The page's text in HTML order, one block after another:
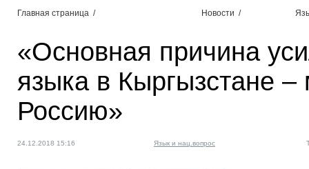
Главная страница / Новости /
«Основная причина
языка в Кыргызстане –
Россию»
24.12.2018 15:16 Язык и нац.вопрос